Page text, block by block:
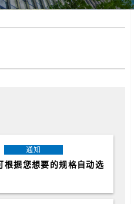
通知
根据您想要的规格自动选